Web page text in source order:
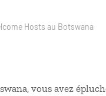
Hosts au Botswana
, vous avez